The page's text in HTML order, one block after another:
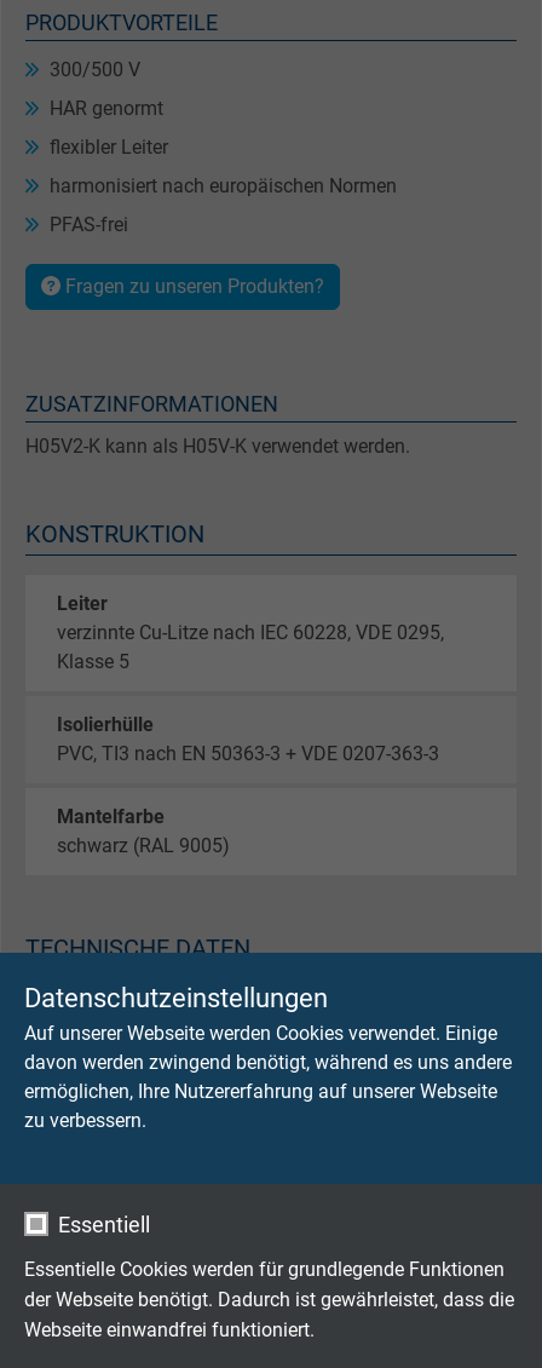
Datenschutzeinstellungen
Auf unserer Webseite werden Cookies verwendet. Einige
davon werden zwingend benötigt, während es uns andere
ermöglichen, Ihre Nutzererfahrung auf unserer Webseite
zu verbessern.
Essentiell
Essentielle Cookies werden für grundlegende Funktionen
der Webseite benötigt. Dadurch ist gewährleistet, dass die
Webseite einwandfrei funktioniert.
PRODUKTVORTEILE
300/500 V
HAR genormt
flexibler Leiter
harmonisiert nach europäischen Normen
PFAS-frei
Fragen zu unseren Produkten?
ZUSATZINFORMATIONEN
H05V2-K kann als H05V-K verwendet werden.
KONSTRUKTION
Leiter
verzinnte Cu-Litze nach IEC 60228, VDE 0295,
Klasse 5
Isolierhülle
PVC, TI3 nach EN 50363-3 + VDE 0207-363-3
Mantelfarbe
schwarz (RAL 9005)
TECHNISCHE DATEN
Uo/U 300/500 V
Prüfspannung
fest verlegt: 4 x d
frei beweglich: 6 x d
Temperaturbereich